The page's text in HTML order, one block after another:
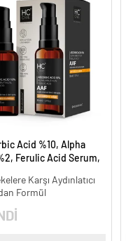
Acid %10, Alpha
Ferulic Acid Serum,
Karşı Aydınlatıcı
Formül